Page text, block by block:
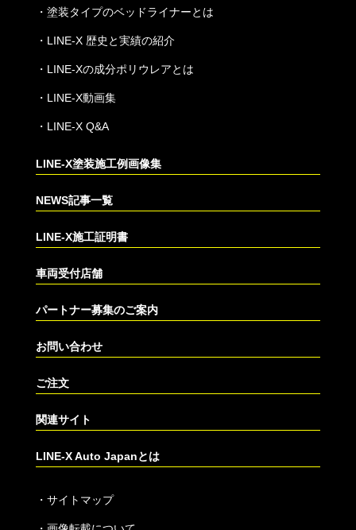
・ 塗装タイプのベッドライナーとは
・ LINE-X 歴史と実績の紹介
・ LINE-Xの成分ポリウレアとは
・ LINE-X動画集
・ LINE-X Q&A
LINE-X塗装施工例画像集
NEWS記事一覧
LINE-X施工証明書
車両受付店舗
パートナー募集のご案内
お問い合わせ
ご注文
関連サイト
LINE-X Auto Japanとは
・ サイトマップ